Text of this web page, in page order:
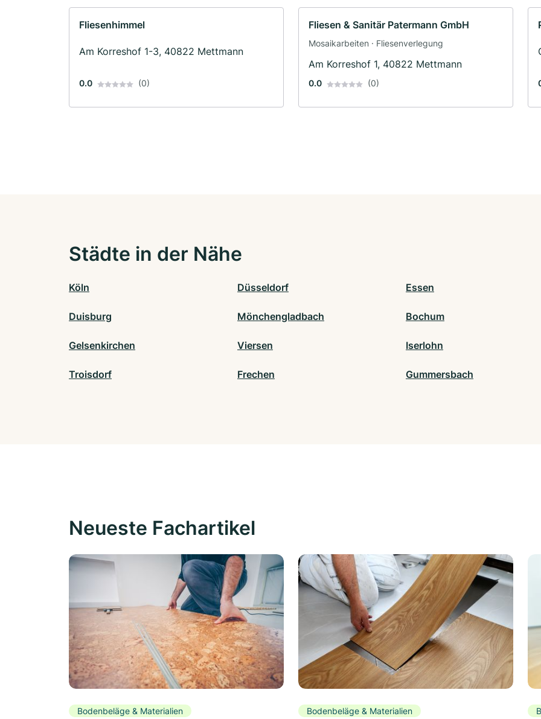
Fliesenhimmel
Am Korreshof 1-3, 40822 Mettmann
0.0 (0)
Fliesen & Sanitär Patermann GmbH
Mosaikarbeiten · Fliesenverlegung
Am Korreshof 1, 40822 Mettmann
0.0 (0)
Städte in der Nähe
Köln Düsseldorf Essen
Duisburg Mönchengladbach Bochum
Gelsenkirchen Viersen Iserlohn
Troisdorf Frechen Gummersbach
Neueste Fachartikel
Bodenbeläge & Materialien Bodenbeläge & Materialien